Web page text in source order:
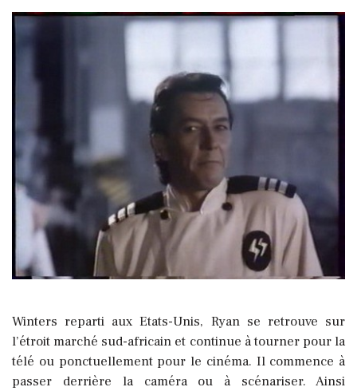
Winters reparti aux Etats-Unis, Ryan se retrouve sur
l’étroit marché sud-africain et continue à tourner pour la
télé ou ponctuellement pour le cinéma. Il commence à
passer derrière la caméra ou à scénariser. Ainsi